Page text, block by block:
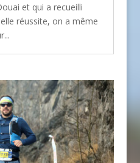
et qui a recueilli
réussite, on a même